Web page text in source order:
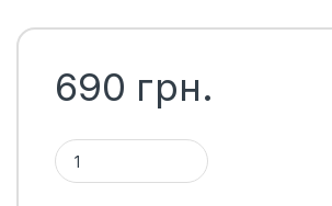
690 грн.
Підкрилки задні JAC J5, пара кількість